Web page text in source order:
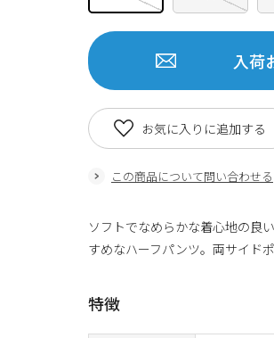
入荷
この商品について問い合わせる
お気に入りに追加する
ソフトでなめらかな着心地の良
すめなハーフパンツ。両サイドポ
特徴